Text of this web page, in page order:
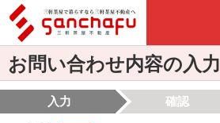
お問い合わせ内容の入力
入力 確認